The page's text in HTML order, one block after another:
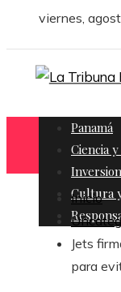
viernes,
Panamá
Ciencia
Cultura
Inicio
Jets
para